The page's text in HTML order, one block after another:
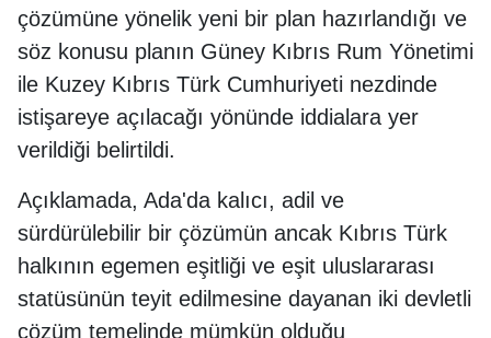
çözümüne yönelik yeni bir plan hazırlandığı ve
söz konusu planın Güney Kıbrıs Rum Yönetimi
ile Kuzey Kıbrıs Türk Cumhuriyeti nezdinde
istişareye açılacağı yönünde iddialara yer
verildiği belirtildi.
Açıklamada, Ada'da kalıcı, adil ve
sürdürülebilir bir çözümün ancak Kıbrıs Türk
halkının egemen eşitliği ve eşit uluslararası
statüsünün teyit edilmesine dayanan iki devletli
çözüm temelinde mümkün olduğu